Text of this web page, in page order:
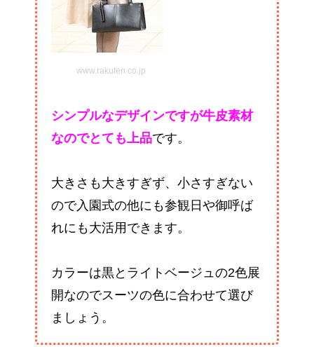
www.rakuten.co.jp
シンプルなデザインですが牛皮素材
なのでとても上品です。
大きさも大きすぎず、小さすぎない
ので入園式の他にも参観日や御呼ば
れにも大活用できます。
カラーは黒とライトベージュの2色展
開なのでスーツの色に合わせて選び
ましょう。